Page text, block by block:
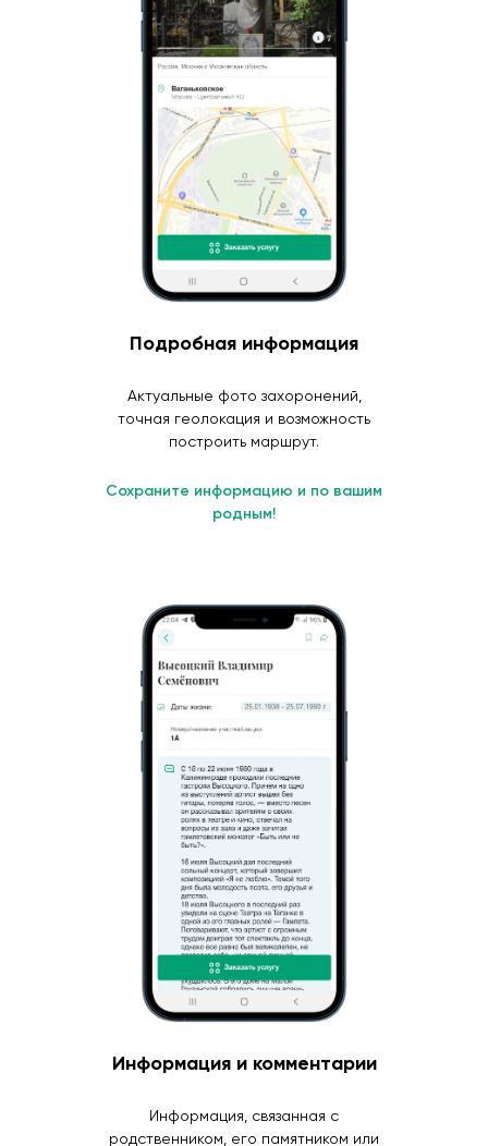
Подробная информация
Актуальные фото захоронений,
точная геолокация и возможность
построить маршрут.
Сохраните информацию и по вашим
родным!
Информация и комментарии
Информация, связанная с
родственником, его памятником или